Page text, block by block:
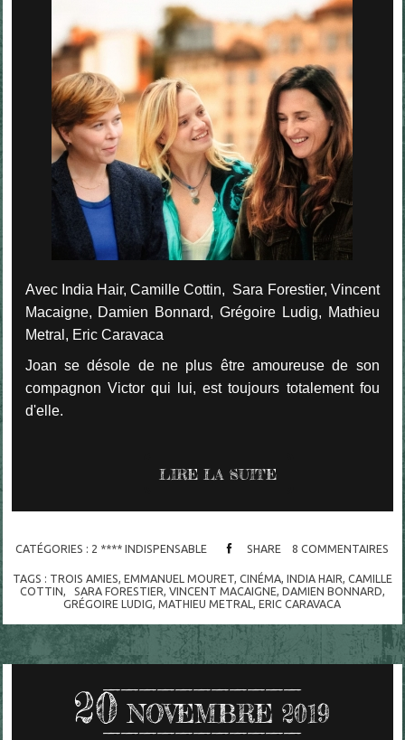
Avec India Hair, Camille Cottin, Sara Forestier, Vincent
Macaigne, Damien Bonnard, Grégoire Ludig, Mathieu
Metral, Eric Caravaca
Joan se désole de ne plus être amoureuse de son
compagnon Victor qui lui, est toujours totalement fou
d'elle.
LIRE LA SUITE
CATÉGORIES : 2 **** INDISPENSABLE SHARE 8 COMMENTAIRES
TAGS : TROIS AMIES EMMANUEL MOURET, CINÉMA, INDIA HAIR CAMILLE
COTTIN
SARA FORESTIER VINCENT MACAIGNE DAMIEN BONNARD
GRÉGOIRE LUDIG ,MATHIEU METRAL ,ERIC CARAVACA
20 NOVEMBRE 2019